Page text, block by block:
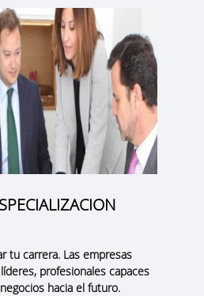
tu carrera. Las empresas
profesionales capaces
hacia el futuro.